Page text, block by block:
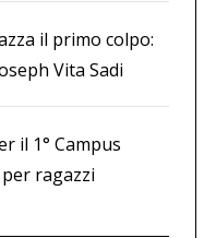
il primo colpo:
Vita Sadi
il 1° Campus
ragazzi